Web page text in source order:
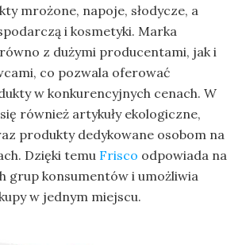
mrożone, napoje, słodycze, a
i kosmetyki. Marka
z dużymi producentami, jak i
co pozwala oferować
w konkurencyjnych cenach. W
również artykuły ekologiczne,
produkty dedykowane osobom na
Dzięki temu Frisco odpowiada na
grup konsumentów i umożliwia
w jednym miejscu.